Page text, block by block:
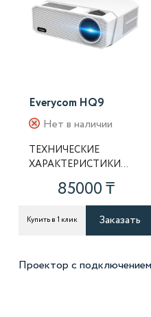
Everycom HQ9
Нет в наличии
ТЕХНИЧЕСКИЕ
ХАРАКТЕРИСТИКИ
Контрастность: 8000:1
Технология ..
85000 ₸
Купить в 1 клик Заказать
Проектор с